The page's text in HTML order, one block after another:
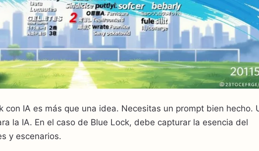
con IA es más que una idea. Necesitas un prompt bien hecho.
la IA. En el caso de Blue Lock, debe capturar la esencia del
y escenarios.